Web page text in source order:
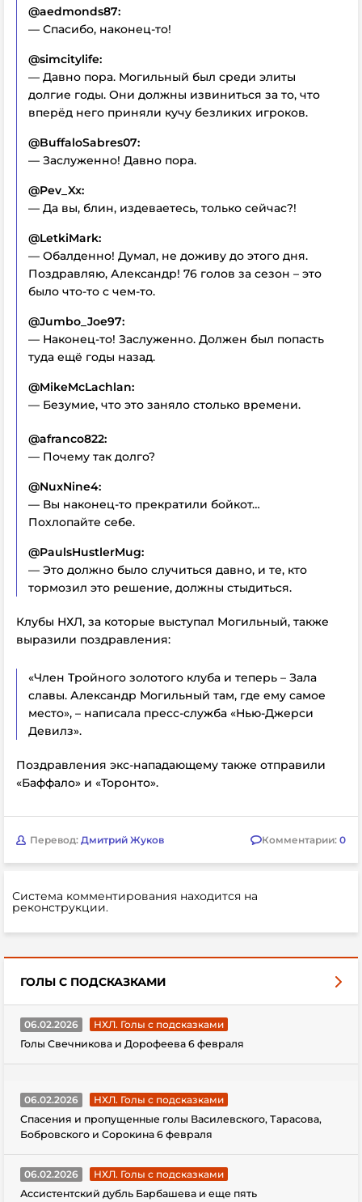
@aedmonds87:
— Спасибо, наконец-то!
@simcitylife:
— Давно пора. Могильный был среди элиты
долгие годы. Они должны извиниться за то, что
вперёд него приняли кучу безликих игроков.
@BuffaloSabres07:
— Заслуженно! Давно пора.
@Pev_Xx:
— Да вы, блин, издеваетесь, только сейчас?!
@LetkiMark:
— Обалденно! Думал, не доживу до этого дня.
Поздравляю, Александр! 76 голов за сезон – это
было что-то с чем-то.
@Jumbo_Joe97:
— Наконец-то! Заслуженно. Должен был попасть
туда ещё годы назад.
@MikeMcLachlan:
— Безумие, что это заняло столько времени.
@afranco822:
— Почему так долго?
@NuxNine4:
— Вы наконец-то прекратили бойкот…
Похлопайте себе.
@PaulsHustlerMug:
— Это должно было случиться давно, и те, кто
тормозил это решение, должны стыдиться.
Клубы НХЛ, за которые выступал Могильный, также
выразили поздравления:
«Член Тройного золотого клуба и теперь – Зала
славы. Александр Могильный там, где ему самое
место», – написала пресс-служба «Нью-Джерси
Девилз».
Поздравления экс-нападающему также отправили
«Баффало» и «Торонто».
Перевод: Дмитрий Жуков Комментарии: 0
Система комментирования находится на
реконструкции.
ГОЛЫ С ПОДСКАЗКАМИ
06.02.2026
НХЛ. Голы с подсказками
Голы Свечникова и Дорофеева 6 февраля
06.02.2026
НХЛ. Голы с подсказками
Спасения и пропущенные голы Василевского, Тарасова,
Бобровского и Сорокина 6 февраля
06.02.2026
НХЛ. Голы с подсказками
Ассистентский дубль Барбашева и еще пять